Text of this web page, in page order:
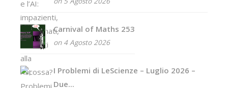
Carnival of Maths 253
on 4 Agosto 2026
I Problemi di LeScienze – Luglio 2026 –
Due...